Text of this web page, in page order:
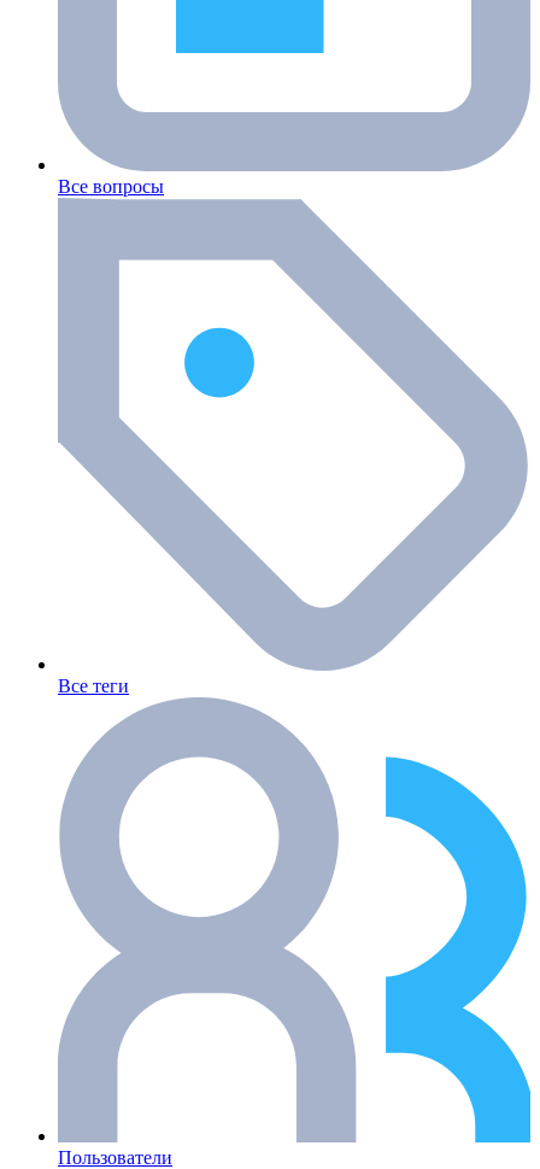
Все вопросы
Все теги
Пользователи